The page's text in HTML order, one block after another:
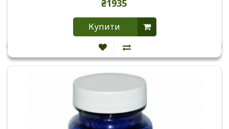
₴1935
Купити